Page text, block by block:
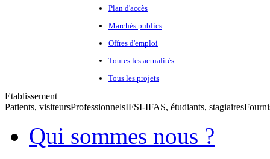
Plan d'accès
Marchés publics
Offres d'emploi
Toutes les actualités
Tous les projets
Etablissement
Patients, visiteursProfessionnelsIFSI-IFAS, étudiants, stagiaires
Qui sommes nous ?